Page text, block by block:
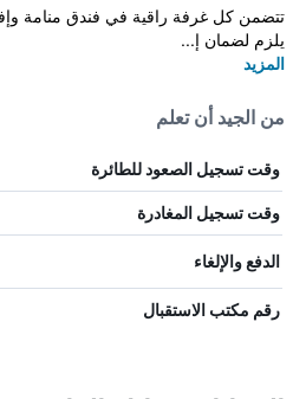
تتضمن كل غرفة راقية في فندق منامة
يلزم لضمان إ...
المزيد
من الجيد أن تعلم
وقت تسجيل الصعود للطائرة
وقت تسجيل المغادرة
الدفع والإلغاء
رقم مكتب الاستقبال